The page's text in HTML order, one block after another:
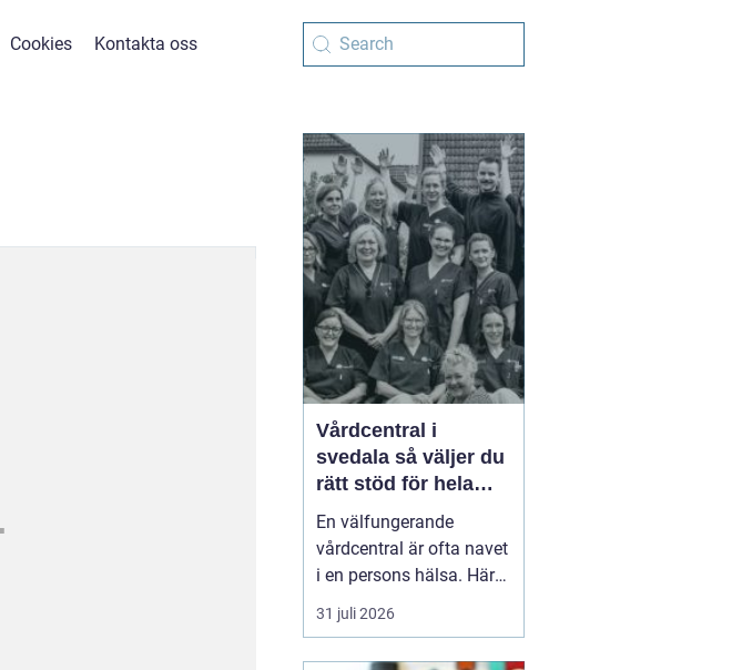
Cookies Kontakta oss
Vårdcentral i
svedala så väljer du
rätt stöd för hela
livet
En välfungerande
vårdcentral är ofta navet
i en persons hälsa. Här
får människor hjälp med
allt från förkylningar och
31 juli 2026